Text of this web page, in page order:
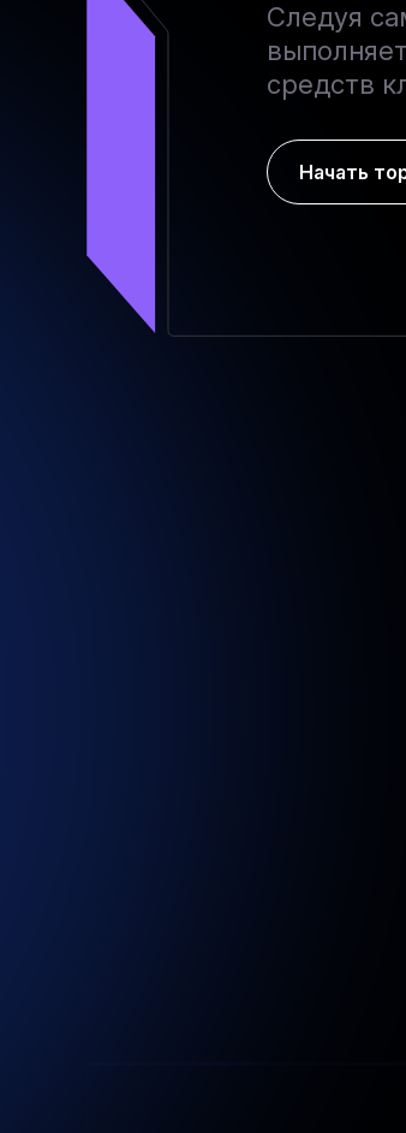
Следуя
средств
Начать